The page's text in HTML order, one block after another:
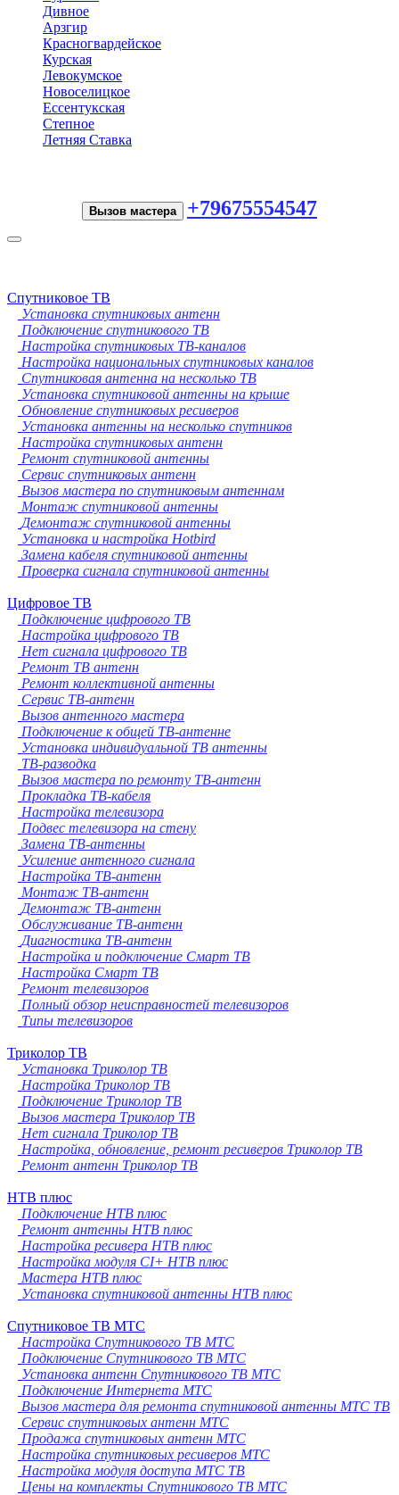
Дивное
Арзгир
Красногвардейское
Курская
Левокумское
Новоселицкое
Ессентукская
Степное
Летняя Ставка
Вызов мастера +79675554547
Toggle
Спутниковое ТВ
Установка спутниковых антенн
Подключение спутникового ТВ
Настройка спутниковых ТВ-каналов
Настройка национальных спутниковых каналов
Спутниковая антенна на несколько ТВ
Установка спутниковой антенны на крыше
Обновление спутниковых ресиверов
Установка антенны на несколько спутников
Настройка спутниковых антенн
Ремонт спутниковой антенны
Сервис спутниковых антенн
Вызов мастера по спутниковым антеннам
Монтаж спутниковой антенны
Демонтаж спутниковой антенны
Установка и настройка Hotbird
Замена кабеля спутниковой антенны
Проверка сигнала спутниковой антенны
Цифровое ТВ
Подключение цифрового ТВ
Настройка цифрового ТВ
Нет сигнала цифрового ТВ
Ремонт ТВ антенн
Ремонт коллективной антенны
Сервис ТВ-антенн
Вызов антенного мастера
Подключение к общей ТВ-антенне
Установка индивидуальной ТВ антенны
ТВ-разводка
Вызов мастера по ремонту ТВ-антенн
Прокладка ТВ-кабеля
Настройка телевизора
Подвес телевизора на стену
Замена ТВ-антенны
Усиление антенного сигнала
Настройка ТВ-антенн
Монтаж ТВ-антенн
Демонтаж ТВ-антенн
Обслуживание ТВ-антенн
Диагностика ТВ-антенн
Настройка и подключение Смарт ТВ
Настройка Смарт ТВ
Ремонт телевизоров
Полный обзор неисправностей телевизоров
Типы телевизоров
Триколор ТВ
Установка Триколор ТВ
Настройка Триколор ТВ
Подключение Триколор ТВ
Вызов мастера Триколор ТВ
Нет сигнала Триколор ТВ
Настройка, обновление, ремонт ресиверов Триколор ТВ
Ремонт антенн Триколор ТВ
НТВ плюс
Подключение НТВ плюс
Ремонт антенны НТВ плюс
Настройка ресивера НТВ плюс
Настройка модуля CI+ НТВ плюс
Мастера НТВ плюс
Установка спутниковой антенны НТВ плюс
Спутниковое ТВ МТС
Настройка Спутникового ТВ МТС
Подключение Спутникового ТВ МТС
Установка антенн Спутникового ТВ МТС
Подключение Интернета МТС
Вызов мастера для ремонта спутниковой антенны МТС ТВ
Сервис спутниковых антенн МТС
Продажа спутниковых антенн МТС
Настройка спутниковых ресиверов МТС
Настройка модуля доступа МТС ТВ
Цены на комплекты Спутникового ТВ МТС